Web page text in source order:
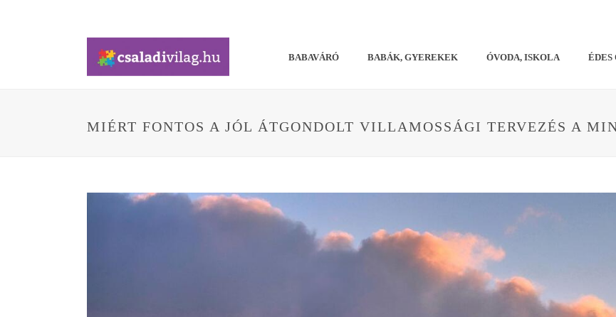
BABAVÁRÓ BABÁK, GYEREKEK ÓVODA, ISKOLA ÉDES
MIÉRT FONTOS A JÓL ÁTGONDOLT VILLAMOSSÁGI TERVEZÉS A